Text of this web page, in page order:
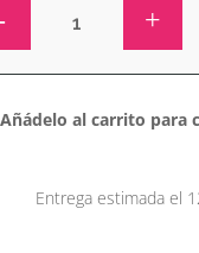
Añádelo al carrito para
Entrega estimada el